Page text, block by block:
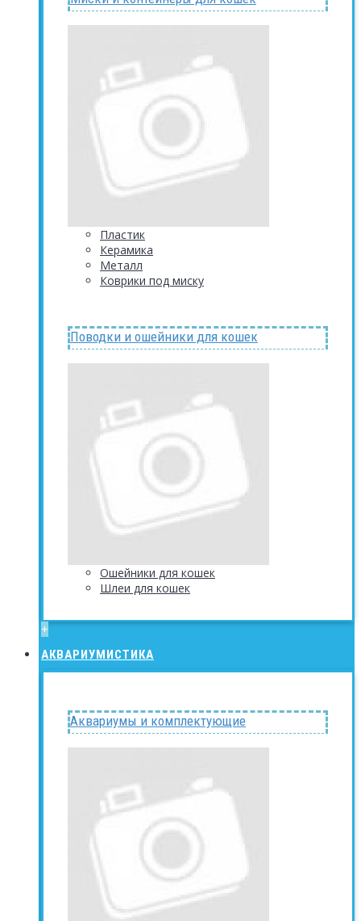
Пластик
Керамика
Металл
Коврики под миску
Поводки и ошейники для кошек
Ошейники для кошек
Шлеи для кошек
+
АКВАРИУМИСТИКА
Аквариумы и комплектующие